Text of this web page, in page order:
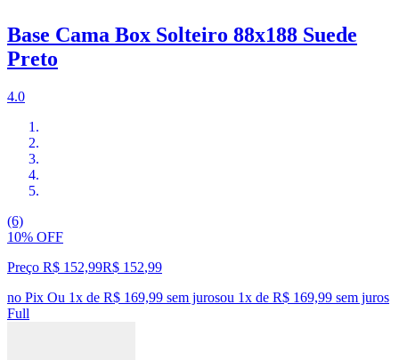
Base Cama Box Solteiro 88x188 Suede
Preto
4.0
(6)
10% OFF
Preço R$ 152,99R$ 152,99
no Pix Ou 1x de R$ 169,99 sem jurosou 1x de R$ 169,99 sem juros
Full